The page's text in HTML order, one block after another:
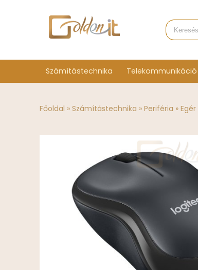
Számítástechnika Telekommunikáció
Főoldal »Számítástechnika »Periféria »Egér